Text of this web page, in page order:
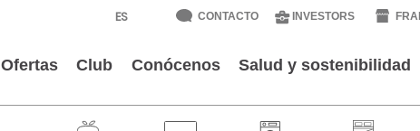
CONTACTO INVESTORS
Ofertas Club Conócenos Salud y sostenibilidad